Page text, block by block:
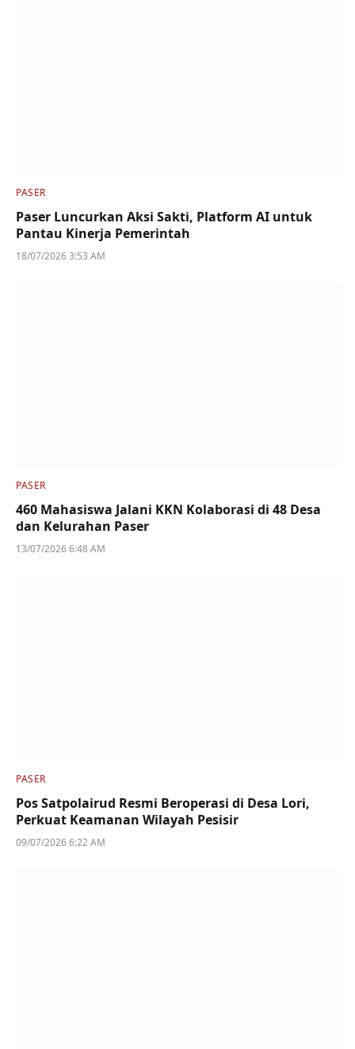
PASER
Paser Luncurkan Aksi Sakti, Platform AI untuk
Pantau Kinerja Pemerintah
18/07/2026 3:53 AM
PASER
460 Mahasiswa Jalani KKN Kolaborasi di 48 Desa
dan Kelurahan Paser
13/07/2026 6:48 AM
PASER
Pos Satpolairud Resmi Beroperasi di Desa Lori,
Perkuat Keamanan Wilayah Pesisir
09/07/2026 6:22 AM